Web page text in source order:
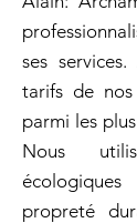
ses
tarifs de
parmi les
Nous
propreté